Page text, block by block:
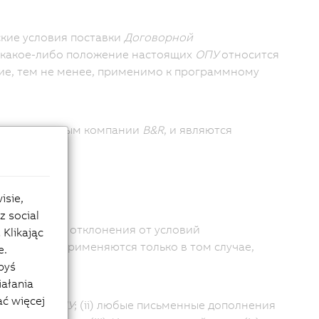
условия поставки Договорной
либо положение настоящих ОПУотносится
тем не менее, применимо к программному
компании B&R, и являются
а также отклонения от условий
заказ
, применяются только в том случае,
ОПУ; (ii) любые письменные дополнения
social
więcej